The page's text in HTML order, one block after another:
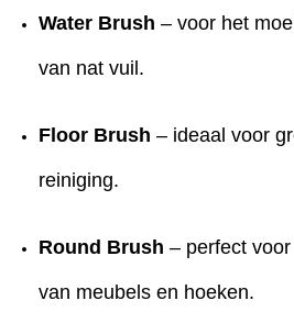
Water Brush – voor het
van nat vuil.
Floor Brush – ideaal voor
reiniging.
Round Brush – perfect
van meubels en hoeken.